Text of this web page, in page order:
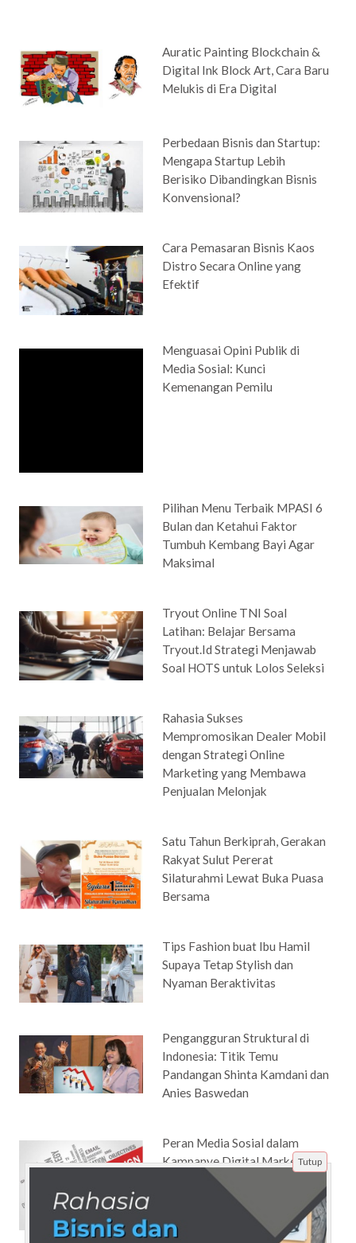
Auratic Painting Blockchain &
Digital Ink Block Art, Cara Baru
Melukis di Era Digital
Perbedaan Bisnis dan Startup:
Mengapa Startup Lebih
Berisiko Dibandingkan Bisnis
Konvensional?
Cara Pemasaran Bisnis Kaos
Distro Secara Online yang
Efektif
Menguasai Opini Publik di
Media Sosial: Kunci
Kemenangan Pemilu
Pilihan Menu Terbaik MPASI 6
Bulan dan Ketahui Faktor
Tumbuh Kembang Bayi Agar
Maksimal
Tryout Online TNI Soal
Latihan: Belajar Bersama
Tryout.Id Strategi Menjawab
Soal HOTS untuk Lolos Seleksi
Rahasia Sukses
Mempromosikan Dealer Mobil
dengan Strategi Online
Marketing yang Membawa
Penjualan Melonjak
Satu Tahun Berkiprah, Gerakan
Rakyat Sulut Pererat
Silaturahmi Lewat Buka Puasa
Bersama
Tips Fashion buat Ibu Hamil
Supaya Tetap Stylish dan
Nyaman Beraktivitas
Pengangguran Struktural di
Indonesia: Titik Temu
Pandangan Shinta Kamdani dan
Anies Baswedan
Peran Media Sosial dalam
Kampanye Digital Marketing
Tutup